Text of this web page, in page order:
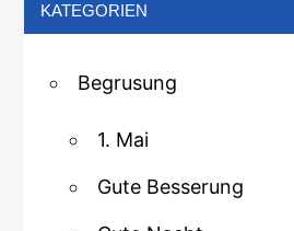
KATEGORIEN
Begrusung
1. Mai
Gute Besserung